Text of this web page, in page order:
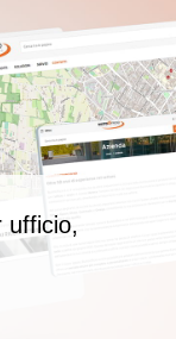
ufficio,